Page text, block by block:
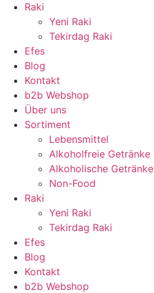
Raki
Yeni Raki
Tekirdag Raki
Efes
Blog
Kontakt
b2b Webshop
Über uns
Sortiment
Lebensmittel
Alkoholfreie Getränke
Alkoholische Getränke
Non-Food
Raki
Yeni Raki
Tekirdag Raki
Efes
Blog
Kontakt
b2b Webshop